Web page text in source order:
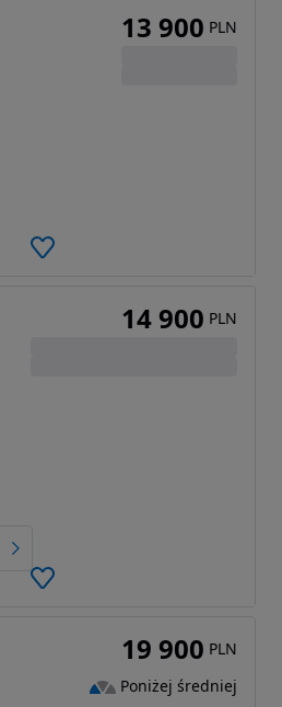
13 900 PLN
14 900 PLN
19 900 PLN
Poniżej średniej